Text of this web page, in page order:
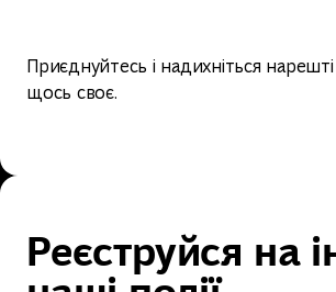
Приєднуйтесь і надихніться
щось своє.
Реєструйся на